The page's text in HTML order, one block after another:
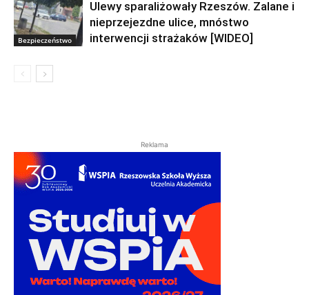
Bezpieczeństwo
Ulewy sparaliżowały Rzeszów. Zalane i
nieprzejezdne ulice, mnóstwo
interwencji strażaków [WIDEO]
Reklama